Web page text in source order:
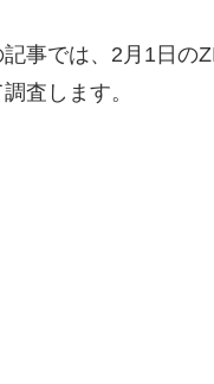
事では、2月1日の
査します。